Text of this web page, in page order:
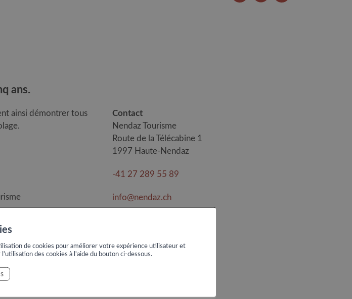
ans.
ainsi démontrer tous
Contact
Nendaz Tourisme
Route de la Télécabine 1
1997 Haute-Nendaz
-41 27 289 55 89
info@nendaz.ch
de cookies pour améliorer votre expérience utilisateur et
des cookies à l'aide du bouton ci-dessous.